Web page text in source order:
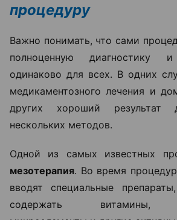
процедуру
Важно понимать, что сами
полноценную диагностику
одинаково для всех. В одних
медикаментозного лечения и
других хороший результат
нескольких методов.
Одной из самых известных
мезотерапия. Во время
вводят специальные
содержать витамины,